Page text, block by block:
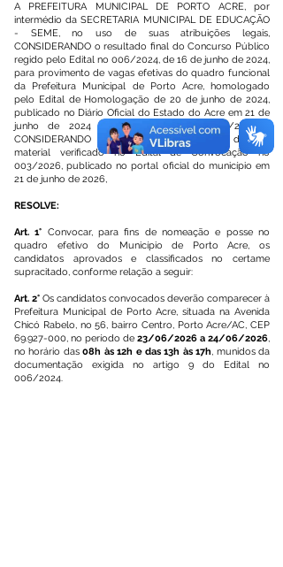
A PREFEITURA MUNICIPAL DE PORTO ACRE, por
intermédio da SECRETARIA MUNICIPAL DE EDUCAÇÃO
- SEME, no uso de suas atribuições legais,
CONSIDERANDO o resultado final do Concurso Público
regido pelo Edital no 006/2024, de 16 de junho de 2024,
para provimento de vagas efetivas do quadro funcional
da Prefeitura Municipal de Porto Acre, homologado
pelo Edital de Homologação de 20 de junho de 2024,
publicado no Diário Oficial do Estado do Acre em 21 de
junho de 2024 (DOE no 13.801, fls. 104/226), e
CONSIDERANDO a necessidade de correção de erro
material verificado no Edital de Convocação no
003/2026, publicado no portal oficial do município em
21 de junho de 2026,
RESOLVE:
Art. 1° Convocar, para fins de nomeação e posse no
quadro efetivo do Município de Porto Acre, os
candidatos aprovados e classificados no certame
supracitado, conforme relação a seguir:
Art. 2° Os candidatos convocados deverão comparecer à
Prefeitura Municipal de Porto Acre, situada na Avenida
Chicó Rabelo, no 56, bairro Centro, Porto Acre/AC, CEP
69.927-000, no período de 23/06/2026 a 24/06/2026,
no horário das08h às 12h e das 13h às 17h, munidos da
documentação exigida no artigo 9 do Edital no
006/2024.